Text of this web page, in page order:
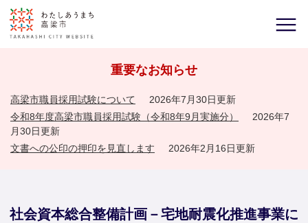
重要なお知らせ
高梁市職員採用試験について
2026年7月30日更新
令和8年度高梁市職員採用試験（令和8年9月実施分）
2026年7
月30日更新
文書への公印の押印を見直します
2026年2月16日更新
社会資本総合整備計画－宅地耐震化推進事業に